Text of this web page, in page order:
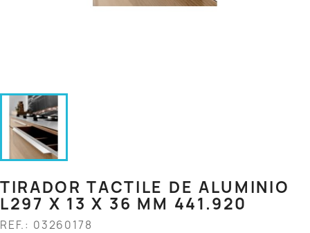
TIRADOR TACTILE DE ALUMINIO
L297 X 13 X 36 MM 441.920
REF.: 03260178